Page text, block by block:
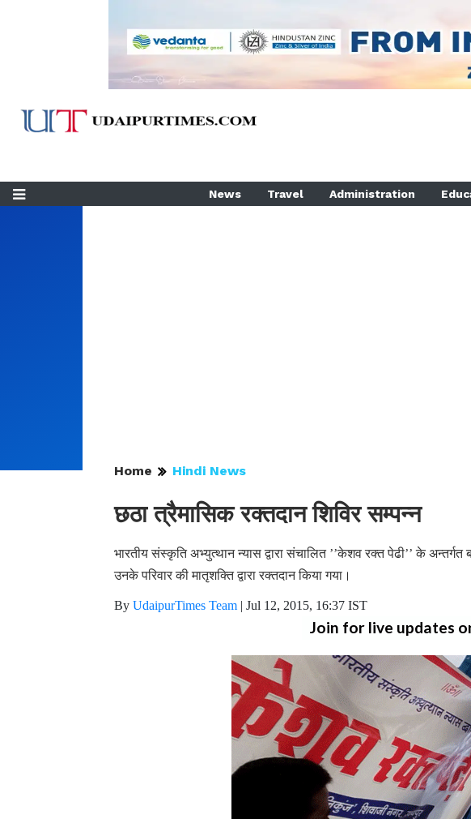
News Travel Administration
Home Hindi News
छठा त्रैमासिक रक्तदान शिविर सम्पन्न
भारतीय संस्कृति अभ्युत्थान न्यास द्वारा संचालित ’’केशव रक्त पेढी’’ के
उनके परिवार की मातृशक्ति द्वारा रक्तदान किया गया।
By UdaipurTimes Team | Jul 12, 2015, 16:37 IST
Join for live updates